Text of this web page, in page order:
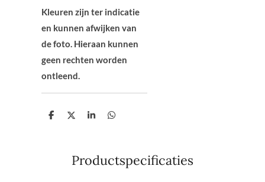
Kleuren zijn ter indicatie
en kunnen afwijken van
de foto. Hieraan kunnen
geen rechten worden
ontleend.
D
D
S
D
Productspecificaties